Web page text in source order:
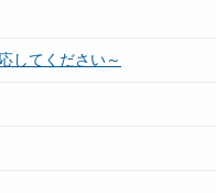
してください～